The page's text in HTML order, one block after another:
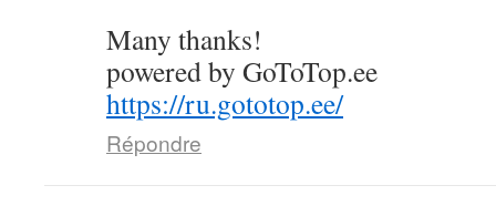
Many thanks!
powered by GoToTop.ee
https://ru.gototop.ee/
Répondre